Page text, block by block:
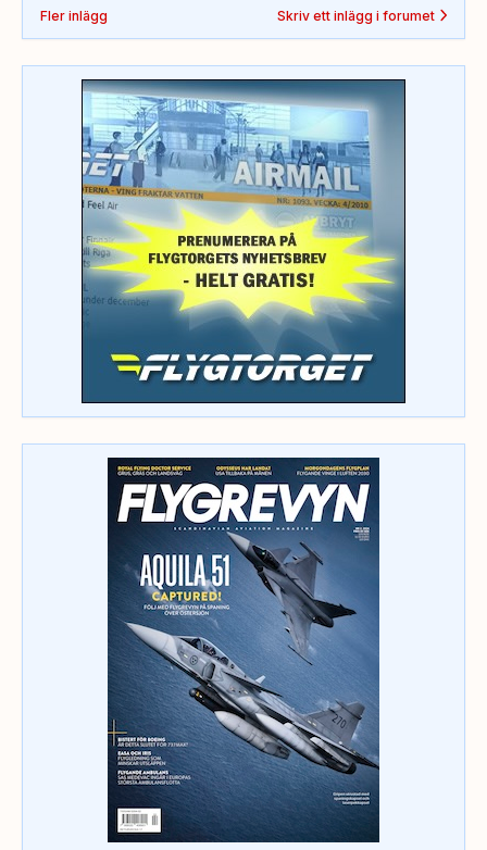
Fler inlägg Skriv ett inlägg i forumet